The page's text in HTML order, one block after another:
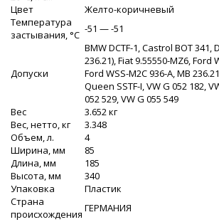
Цвет
Желто-коричневый
Температура
застывания, °C -51 — -51
Допуски
BMW DCTF-1, Castrol BOT 341,
236.21), Fiat 9.55550-MZ6, Ford
Ford WSS-M2C 936-A, MB
Queen SSTF-I, VW G 052 182,
052 529, VW G 055 549
Вес
3.652 кг
Вес, нетто, кг
3.348
Объем, л.
4
Ширина, мм
85
Длина, мм
185
Высота, мм
340
Упаковка
Пластик
Страна
происхождения ГЕРМАНИЯ